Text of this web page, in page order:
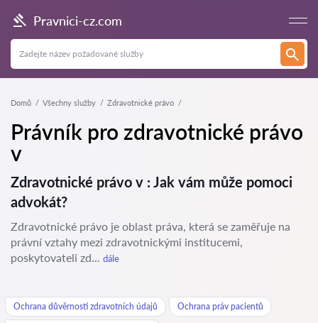
Pravnici-cz.com
Domů Všechny služby Zdravotnické právo
Právník pro zdravotnické právo
v
Zdravotnické právo v : Jak vám může pomoci
advokát?
Zdravotnické právo je oblast práva, která se zaměřuje na
právní vztahy mezi zdravotnickými institucemi,
poskytovateli zd... dále
Ochrana důvěrnosti zdravotních údajů Ochrana práv pacientů